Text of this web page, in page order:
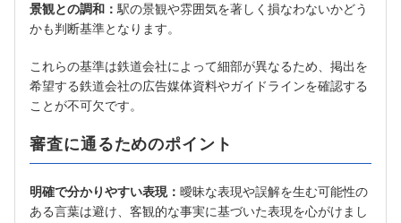
景観との調和：駅の景観や雰囲気を著しく損なわないかどう
かも判断基準となります。
これらの基準は鉄道会社によって細部が異なるため、掲出を
希望する鉄道会社の広告媒体資料やガイドラインを確認する
ことが不可欠です。
審査に通るためのポイント
明確で分かりやすい表現： 曖昧な表現や誤解を生む可能性の
ある言葉は避け、客観的な事実に基づいた表現を心がけまし